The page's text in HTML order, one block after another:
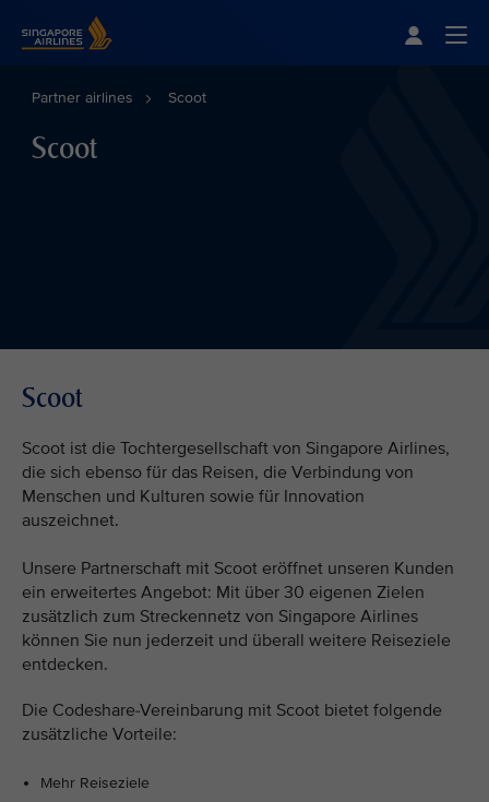
Partner airlines Scoot
Scoot
Scoot
Scoot ist die Tochtergesellschaft von Singapore Airlines,
die sich ebenso für das Reisen, die Verbindung von
Menschen und Kulturen sowie für Innovation
auszeichnet.
Unsere Partnerschaft mit Scoot eröffnet unseren Kunden
ein erweitertes Angebot: Mit über 30 eigenen Zielen
zusätzlich zum Streckennetz von Singapore Airlines
können Sie nun jederzeit und überall weitere Reiseziele
entdecken.
Die Codeshare-Vereinbarung mit Scoot bietet folgende
zusätzliche Vorteile:
Mehr Reiseziele